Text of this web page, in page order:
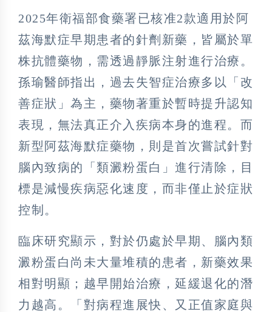
2025年衛福部食藥署已核准2款適用於阿
茲海默症早期患者的針劑新藥，皆屬於單
株抗體藥物，需透過靜脈注射進行治療。
孫瑜醫師指出，過去失智症治療多以「改
善症狀」為主，藥物著重於暫時提升認知
表現，無法真正介入疾病本身的進程。而
新型阿茲海默症藥物，則是首次嘗試針對
腦內致病的「類澱粉蛋白」進行清除，目
標是減慢疾病惡化速度，而非僅止於症狀
控制。
臨床研究顯示，對於仍處於早期、腦內類
澱粉蛋白尚未大量堆積的患者，新藥效果
相對明顯；越早開始治療，延緩退化的潛
力越高。「對病程進展快、又正值家庭與